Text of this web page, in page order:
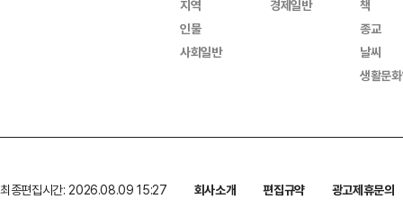
지역
인물
사회일반
경제일반
책
종교
날씨
생활문
최종편집시간: 2026.08.09 15:27 회사소개 편집규약
광고제휴문의